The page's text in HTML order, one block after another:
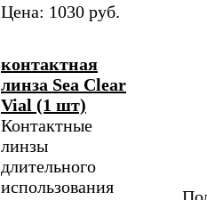
Цена: 1030 руб.
контактная
линза Sea Clear
Vial (1 шт)
Контактные
линзы
длительного
использования